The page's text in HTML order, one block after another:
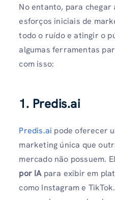
No entanto, para chegar
esforços iniciais de
todo o ruído e atingir o
algumas ferramentas
com isso:
1. Predis.ai
Predis.ai pode oferecer
marketing única que
mercado não possuem.
por IApara exibir em
como Instagram e